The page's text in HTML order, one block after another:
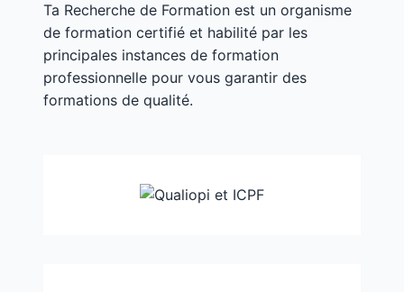
Ta Recherche de Formation est un organisme
de formation certifié et habilité par les
principales instances de formation
professionnelle pour vous garantir des
formations de qualité.